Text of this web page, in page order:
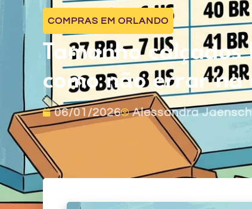
COMPRAS EM ORLANDO
Tamanho
como não errar na
06/01/2026 Alessandra Jaensch